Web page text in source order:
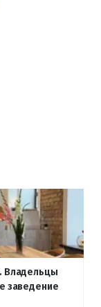
Владельцы
заведение